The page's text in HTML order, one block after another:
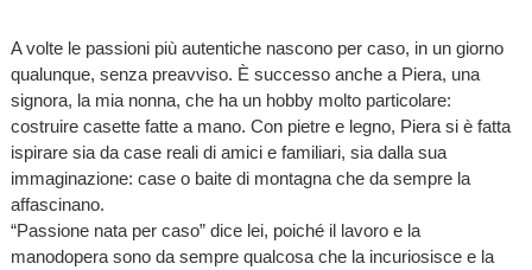
A volte le passioni più autentiche nascono per caso, in un giorno
qualunque, senza preavviso. È successo anche a Piera, una
signora, la mia nonna, che ha un hobby molto particolare:
costruire casette fatte a mano. Con pietre e legno, Piera si è fatta
ispirare sia da case reali di amici e familiari, sia dalla sua
immaginazione: case o baite di montagna che da sempre la
affascinano.
“Passione nata per caso” dice lei, poiché il lavoro e la
manodopera sono da sempre qualcosa che la incuriosisce e la